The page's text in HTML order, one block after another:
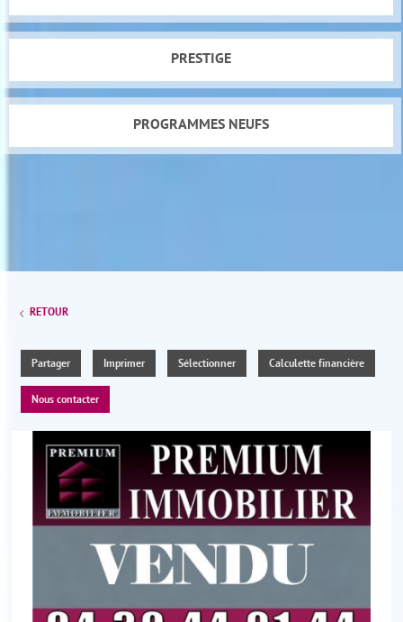
PRESTIGE
PROGRAMMES NEUFS
RETOUR
Partager Imprimer Sélectionner Calculette financière
Nous contacter